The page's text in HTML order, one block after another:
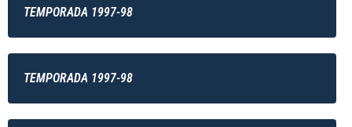
TEMPORADA 1997-98
TEMPORADA 1997-98